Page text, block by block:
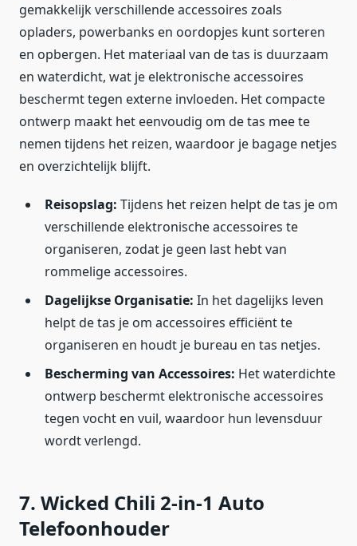
gemakkelijk verschillende accessoires zoals
opladers, powerbanks en oordopjes kunt sorteren
en opbergen. Het materiaal van de tas is duurzaam
en waterdicht, wat je elektronische accessoires
beschermt tegen externe invloeden. Het compacte
ontwerp maakt het eenvoudig om de tas mee te
nemen tijdens het reizen, waardoor je bagage netjes
en overzichtelijk blijft.
Reisopslag: Tijdens het reizen helpt de tas je om
verschillende elektronische accessoires te
organiseren, zodat je geen last hebt van
rommelige accessoires.
Dagelijkse Organisatie: In het dagelijks leven
helpt de tas je om accessoires efficiënt te
organiseren en houdt je bureau en tas netjes.
Bescherming van Accessoires: Het waterdichte
ontwerp beschermt elektronische accessoires
tegen vocht en vuil, waardoor hun levensduur
wordt verlengd.
7. Wicked Chili 2-in-1 Auto
Telefoonhouder